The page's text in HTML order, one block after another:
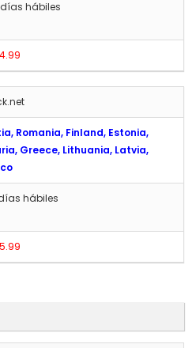
hábiles
Romania, Finland, Estonia,
Greece, Lithuania, Latvia,
hábiles